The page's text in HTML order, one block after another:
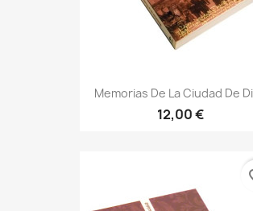
Memorias De La Ciudad De
12,00 €